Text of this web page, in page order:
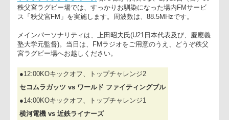
トップチャレンジシリーズ第３節が行われる、2月10日（日）
秩父宮ラグビー場では、すっかりお馴染になった場内FMサービ
ス「秩父宮FM」を実施します。周波数は、88.5MHzです。
メインパーソナリティは、上田昭夫氏(U21日本代表及び、慶應
宮ラグビー場へお越しください。
●12:00KOキックオフ、トップチャレンジ2
セコムラガッツ vs ワールド ファイティングブル